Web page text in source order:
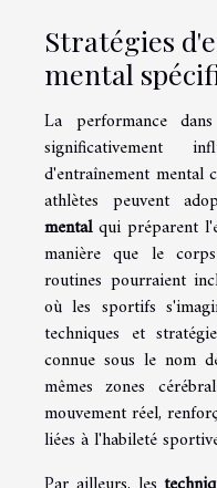
Stratégies
mental
La performance
significativement
d'entraînement mental
athlètes peuvent
mentalqui préparent
manière que le
routines pourraient
où les sportifs
techniques et
connue sous le nom
mêmes zones
mouvement réel,
liées à l'habileté